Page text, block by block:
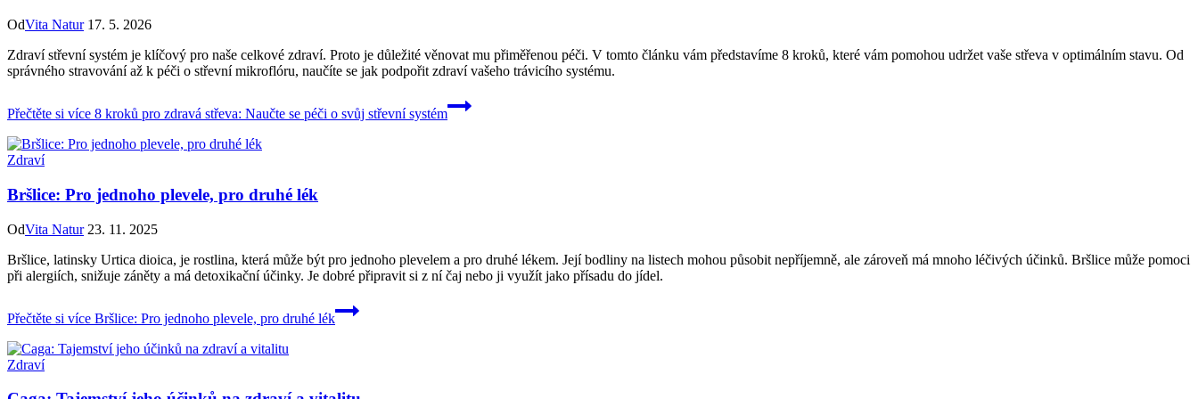
OdVita Natur 17. 5. 2026
Zdraví střevní systém je klíčový pro naše celkové zdraví. Proto je důležité věnovat mu přiměřenou péči. V tomto článku vám představíme 8 kroků, které vám pomohou udržet vaše střeva v optimálním stavu. Od
správného stravování až k péči o střevní mikroflóru, naučíte se jak podpořit zdraví vašeho trávicího systému.
Přečtěte si více 8 kroků pro zdravá střeva: Naučte se péči o svůj střevní systém
Zdraví
Bršlice: Pro jednoho plevele, pro druhé lék
OdVita Natur 23. 11. 2025
Bršlice, latinsky Urtica dioica, je rostlina, která může být pro jednoho plevelem a pro druhé lékem. Její bodliny na listech mohou působit nepříjemně, ale zároveň má mnoho léčivých účinků. Bršlice může pomoci
při alergiích, snižuje záněty a má detoxikační účinky. Je dobré připravit si z ní čaj nebo ji využít jako přísadu do jídel.
Přečtěte si více Bršlice: Pro jednoho plevele, pro druhé lék
Zdraví